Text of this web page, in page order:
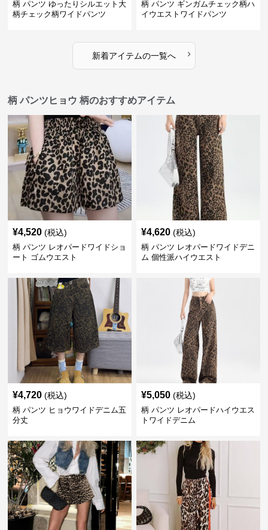
柄 パンツ ゆったりシルエット大
柄チェック柄ワイドパンツ
柄 パンツ ギンガムチェック柄ハ
イウエストワイドパンツ
新着アイテムの一覧へ ›
柄 パンツヒョウ 柄のおすすめアイテム
¥4,520 (税込)
柄 パンツ レオパードワイドショ
ート ゴムウエスト
¥4,620 (税込)
柄 パンツ レオパードワイドデニ
ム 個性派ハイウエスト
¥4,720 (税込)
柄 パンツ ヒョウワイドデニム五
分丈
¥5,050 (税込)
柄 パンツ レオパードハイウエス
トワイドデニム